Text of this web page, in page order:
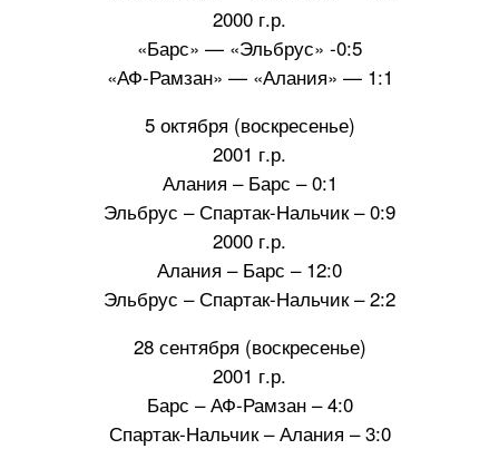
2000 г.р.
«Барс» — «Эльбрус» -0:5
«АФ-Рамзан» — «Алания» — 1:1
5 октября (воскресенье)
2001 г.р.
Алания – Барс – 0:1
Эльбрус – Спартак-Нальчик – 0:9
2000 г.р.
Алания – Барс – 12:0
Эльбрус – Спартак-Нальчик – 2:2
28 сентября (воскресенье)
2001 г.р.
Барс – АФ-Рамзан – 4:0
Спартак-Нальчик – Алания – 3:0